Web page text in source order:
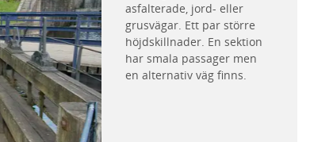
asfalterade, jord- eller
grusvägar. Ett par större
höjdskillnader. En sektion
har smala passager men
en alternativ väg finns.